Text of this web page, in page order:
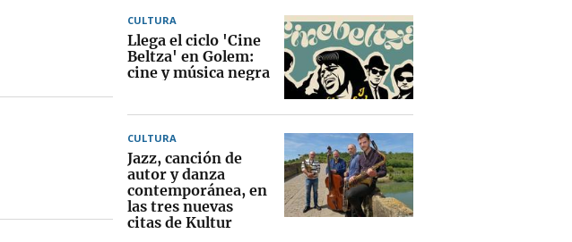
CULTURA
Llega el ciclo 'Cine
Beltza' en Golem:
cine y música negra
CULTURA
Jazz, canción de
autor y danza
contemporánea, en
las tres nuevas
citas de Kultur